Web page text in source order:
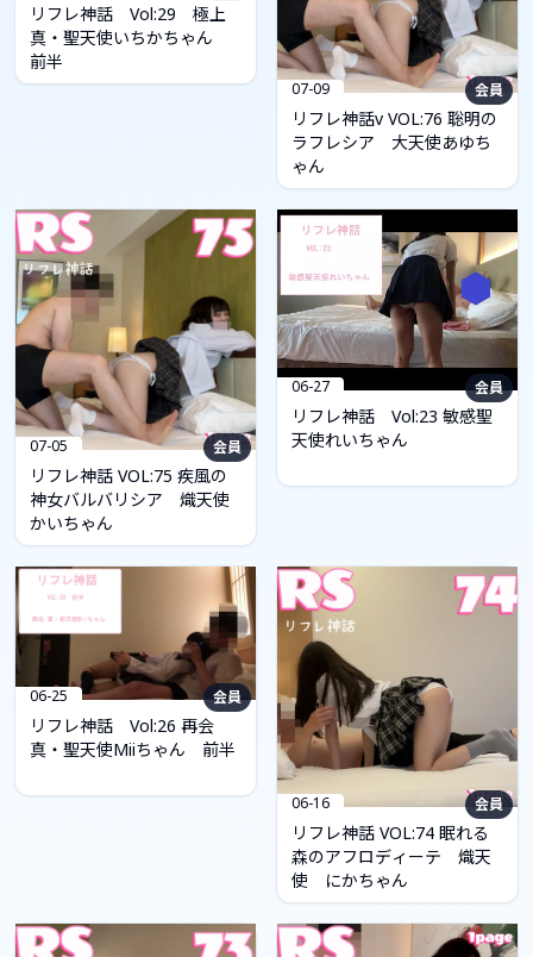
リフレ神話 Vol:29 極上
真・聖天使いちかちゃん
前半
リフレ神話v VOL:76 聡明の
ラフレシア 大天使あゆち
ゃん
会員
07-09
リフレ神話 VOL:75 疾風の
神女バルバリシア 熾天使
かいちゃん
会員
07-05
リフレ神話 Vol:23 敏感聖
天使れいちゃん
会員
06-27
リフレ神話 Vol:26 再会
真・聖天使Miiちゃん 前半
会員
06-25
リフレ神話 VOL:74 眠れる
森のアフロディーテ 熾天
使 にかちゃん
会員
06-16